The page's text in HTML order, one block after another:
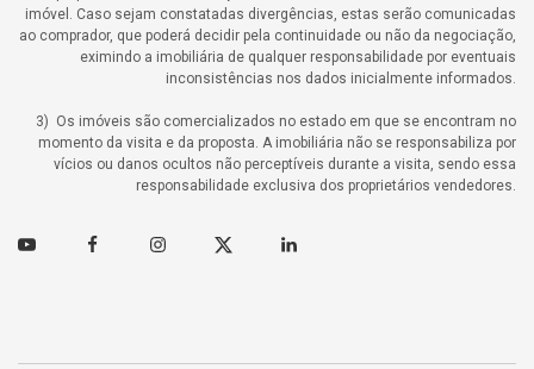
imóvel. Caso sejam constatadas divergências, estas serão comunicadas
ao comprador, que poderá decidir pela continuidade ou não da negociação,
eximindo a imobiliária de qualquer responsabilidade por eventuais
inconsistências nos dados inicialmente informados.
3) Os imóveis são comercializados no estado em que se encontram no
momento da visita e da proposta. A imobiliária não se responsabiliza por
vícios ou danos ocultos não perceptíveis durante a visita, sendo essa
responsabilidade exclusiva dos proprietários vendedores.
Youtube FacebookInstagramTwitter Linkedin